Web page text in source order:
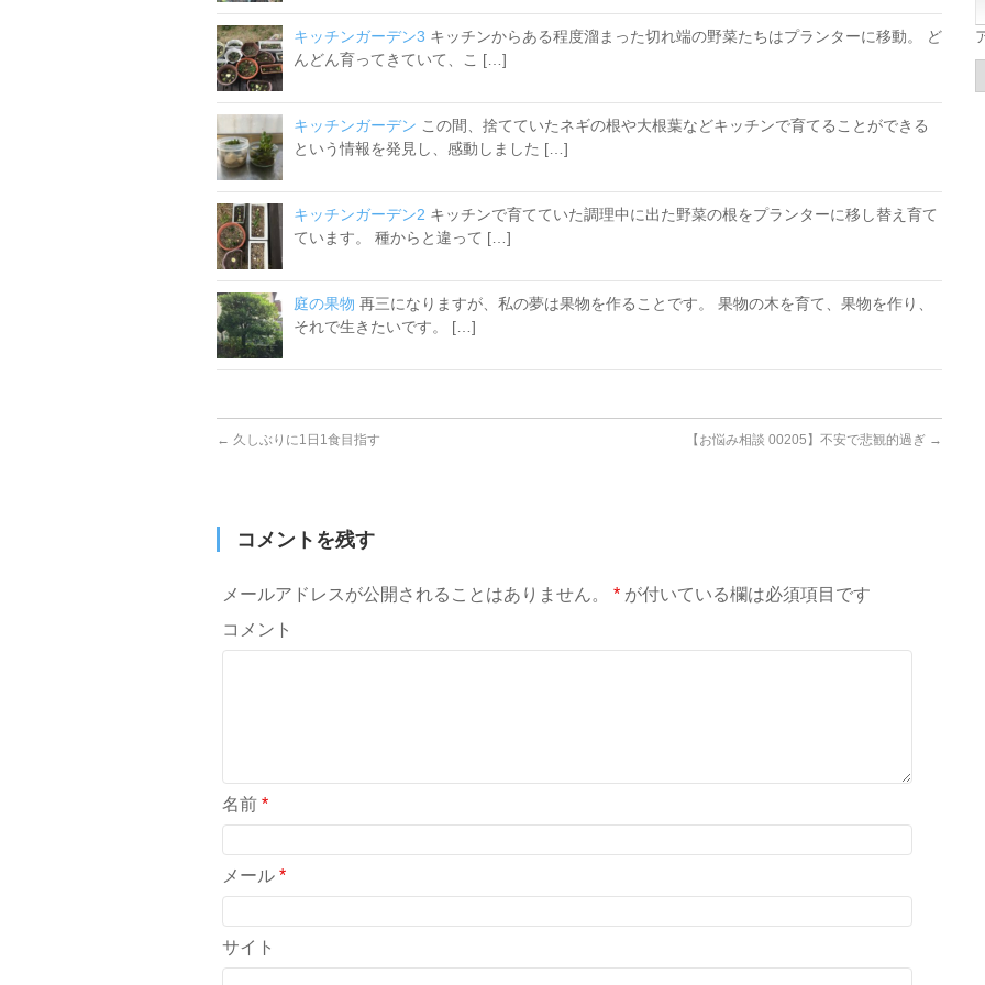
キッチンガーデン3 キッチンからある程度溜まった切れ端の野菜たちはプランターに移動。 ど
んどん育ってきていて、こ […]
キッチンガーデン この間、捨てていたネギの根や大根葉などキッチンで育てることができる
という情報を発見し、感動しました […]
キッチンガーデン2 キッチンで育てていた調理中に出た野菜の根をプランターに移し替え育て
ています。 種からと違って […]
庭の果物 再三になりますが、私の夢は果物を作ることです。 果物の木を育て、果物を作り、
それで生きたいです。 […]
← 久しぶりに1日1食目指す 【お悩み相談 00205】不安で悲観的過ぎ →
コメントを残す
メールアドレスが公開されることはありません。 * が付いている欄は必須項目です
コメント
名前 *
メール *
サイト